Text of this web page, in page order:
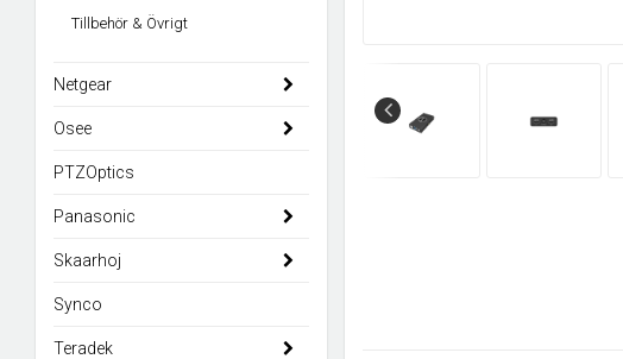
Tillbehör & Övrigt
Netgear
Osee
PTZOptics
Panasonic
Skaarhoj
Synco
Teradek